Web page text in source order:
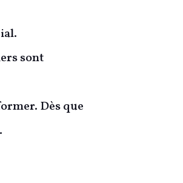
sont
Dès que